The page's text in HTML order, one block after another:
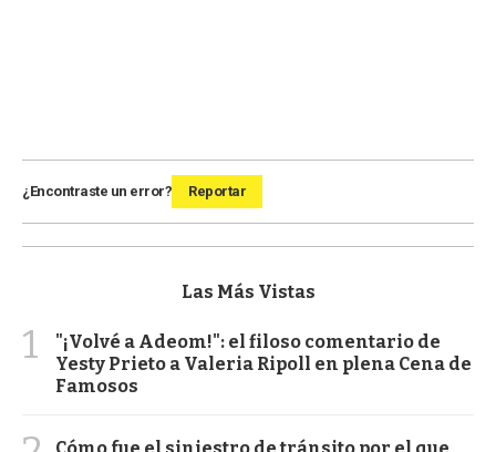
¿Encontraste un error? Reportar
Las Más Vistas
1
"¡Volvé a Adeom!": el filoso comentario de
Yesty Prieto a Valeria Ripoll en plena Cena de
Famosos